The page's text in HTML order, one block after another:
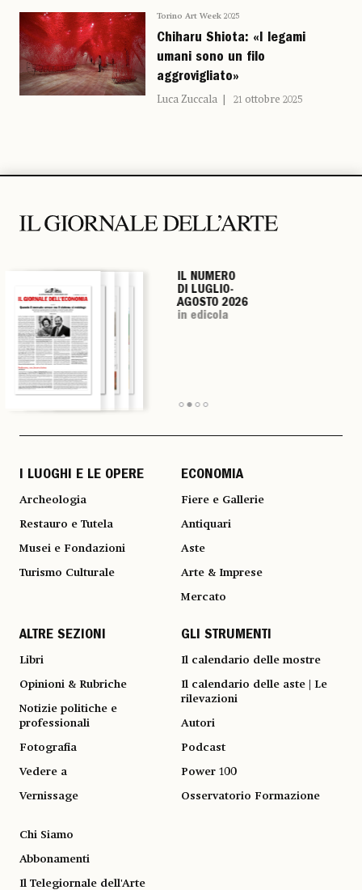
Torino Art Week 2025
Chiharu Shiota: «I legami
umani sono un filo
aggrovigliato»
Luca Zuccala 21 ottobre 2025
IL NUMERO
DI LUGLIO-
AGOSTO 2026
in edicola
IL NUMERO
DI LUGLIO-
AGOSTO 2026
in edicola
IL NUMERO
DI LUGLIO-
AGOSTO 2026
in edicola
IL NUMERO
DI LUGLIO-
AGOSTO 2026
in edicola
I LUOGHI E LE OPERE
Archeologia
Restauro e Tutela
Musei e Fondazioni
Turismo Culturale
ECONOMIA
Fiere e Gallerie
Antiquari
Aste
Arte & Imprese
Mercato
ALTRE SEZIONI
Libri
Opinioni & Rubriche
Notizie politiche e
professionali
Fotografia
Vedere a
Vernissage
GLI STRUMENTI
Il calendario delle mostre
Il calendario delle aste | Le
rilevazioni
Autori
Podcast
Power 100
Osservatorio Formazione
Chi Siamo
Abbonamenti
Il Telegiornale dell'Arte